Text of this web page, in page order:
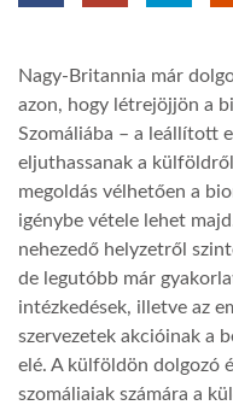
GLOBOTV
AFRIKA TUDÁSTÁR
A NAP SZÉPE
LINKTR.EE
GLOBOZSARU
DOBRAVERO.HU
Nagy-Britannia már
azon, hogy létrejöjjön a
Szomáliába – a leállított
eljuthassanak a
megoldás vélhetően a
igénybe vétele lehet
nehezedő helyzetről
de legutóbb már
intézkedések, illetve az
szervezetek akcióinak a
elé. A külföldön dolgozó
szomáliaiak számára a